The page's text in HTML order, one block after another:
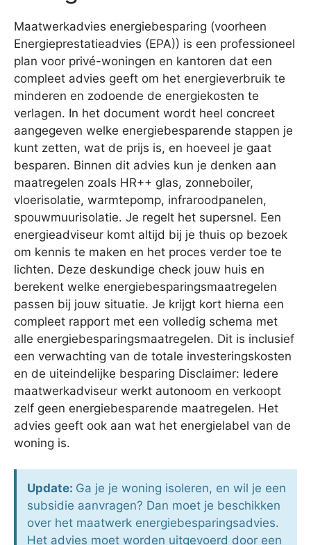
Maatwerkadvies energiebesparing (voorheen
Energieprestatieadvies (EPA)) is een professioneel
plan voor privé-woningen en kantoren dat een
compleet advies geeft om het energieverbruik te
minderen en zodoende de energiekosten te
verlagen. In het document wordt heel concreet
aangegeven welke energiebesparende stappen je
kunt zetten, wat de prijs is, en hoeveel je gaat
besparen. Binnen dit advies kun je denken aan
maatregelen zoals HR++ glas, zonneboiler,
vloerisolatie, warmtepomp, infraroodpanelen,
spouwmuurisolatie. Je regelt het supersnel. Een
energieadviseur komt altijd bij je thuis op bezoek
om kennis te maken en het proces verder toe te
lichten. Deze deskundige check jouw huis en
berekent welke energiebesparingsmaatregelen
passen bij jouw situatie. Je krijgt kort hierna een
compleet rapport met een volledig schema met
alle energiebesparingsmaatregelen. Dit is inclusief
een verwachting van de totale investeringskosten
en de uiteindelijke besparing Disclaimer: Iedere
maatwerkadviseur werkt autonoom en verkoopt
zelf geen energiebesparende maatregelen. Het
advies geeft ook aan wat het energielabel van de
woning is.
Update: Ga je je woning isoleren, en wil je een
subsidie aanvragen? Dan moet je beschikken
over het maatwerk energiebesparingsadvies.
Het advies moet worden uitgevoerd door een